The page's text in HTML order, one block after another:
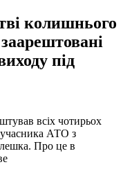
колишнього
під
всіх чотирьох
АТО з
Про це в